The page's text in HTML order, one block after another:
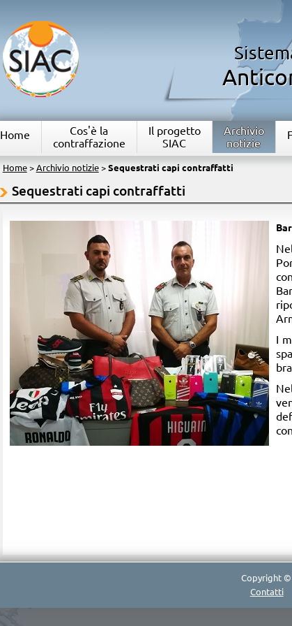
Home
Cos'è la
contraffazione
Il progetto
SIAC
Archivio
notizie
Home> Archivio notizie> Sequestrati capi contraffatti
Sequestrati capi contraffatti
I
Copyright ©
Contatti